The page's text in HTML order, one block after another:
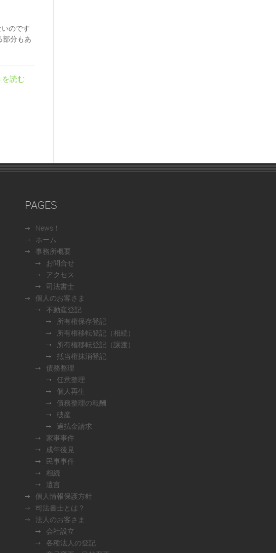
のです
部分もあ
読む
PAGES
News！
ホーム
事務所概要
お問合せ
アクセス
司法書士
個人のお客さま
不動産登記
所有権保存登記
所有権移転登記（相続）
所有権移転登記（譲渡）
抵当権抹消登記
債務整理
任意整理
個人再生
債務整理の報酬
破産
過払金請求
家事事件
成年後見
民事事件
相続
遺言
個人情報保護方針
司法書士とは？
法人のお客さま
会社設立
各種法人の登記